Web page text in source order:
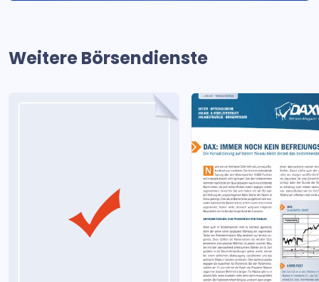
Weitere Börsendienste